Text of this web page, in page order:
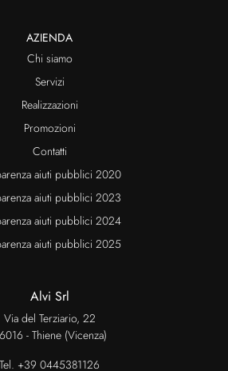
AZIENDA
Chi siamo
Servizi
Realizzazioni
Promozioni
Contatti
aiuti pubblici 2020
aiuti pubblici 2023
aiuti pubblici 2024
aiuti pubblici 2025
Alvi Srl
Via del Terziario, 22
- Thiene (Vicenza)
Tel. +39 0445381126